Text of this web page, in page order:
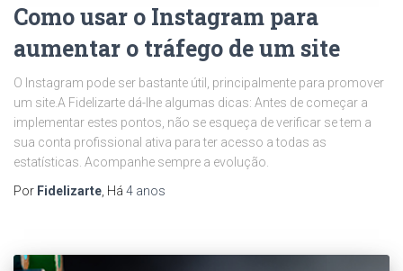
Como usar o Instagram para
aumentar o tráfego de um site
O Instagram pode ser bastante útil, principalmente para promover
um site.A Fidelizarte dá-lhe algumas dicas: Antes de começar a
implementar estes pontos, não se esqueça de verificar se tem a
sua conta profissional ativa para ter acesso a todas as
estatísticas. Acompanhe sempre a evolução.
Por Fidelizarte , Há 4 anos